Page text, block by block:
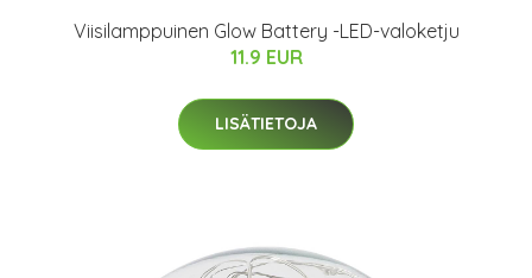
Viisilamppuinen Glow Battery -LED-valoketju
11.9 EUR
LISÄTIETOJA